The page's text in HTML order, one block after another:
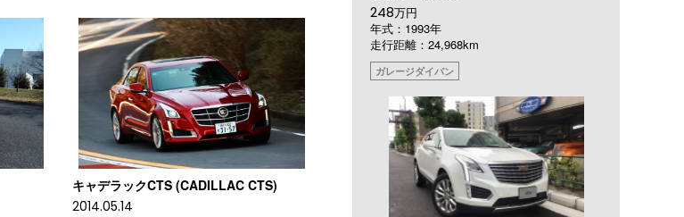
キャデラックCTS (CADILLAC CTS)
2014.05.14
248万円
年式：1993年
走行距離：24,968km
ガレージダイバン